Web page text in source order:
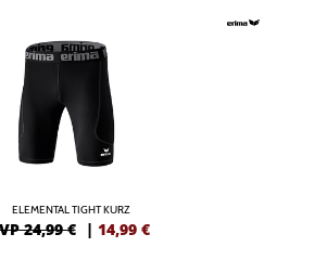
ELEMENTAL TIGHT KURZ
24,99 € | 14,99 €